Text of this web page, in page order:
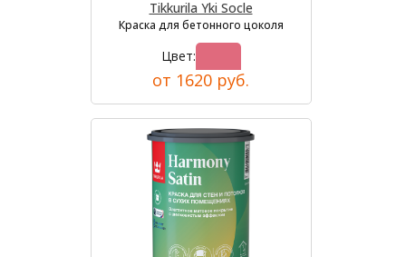
Tikkurila Yki Socle
Краска для бетонного цоколя
Цвет:
от 1620 руб.